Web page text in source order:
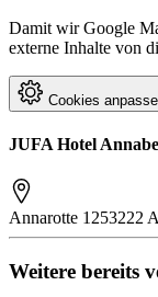
Damit wir Google
externe Inhalte von
Cookies
JUFA Hotel
Annarotte 1253222
Weitere bereits